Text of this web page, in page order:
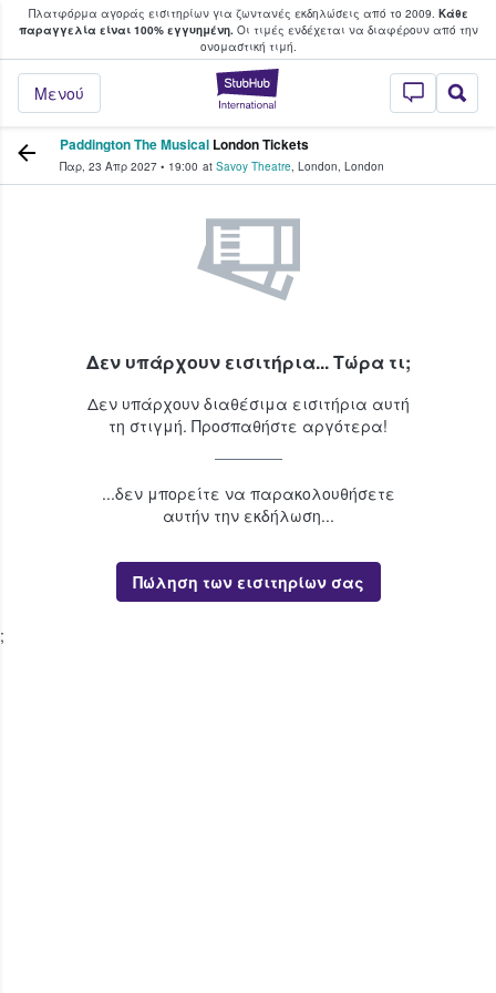
Πλατφόρμα αγοράς εισιτηρίων για ζωντανές εκδηλώσεις από το 2009. Κάθε
παραγγελία είναι 100% εγγυημένη.Οι τιμές ενδέχεται να διαφέρουν από την
oνομαστική τιμή.
StubHub - Όπου
Μενού
φαν αγοράζουν και πουλούν
Paddington The Musical London Tickets
Παρ, 23 Απρ 2027 • 19:00 at Savoy Theatre, London, London
Δεν υπάρχουν εισιτήρια... Τώρα τι;
Δεν υπάρχουν διαθέσιμα εισιτήρια αυτή
τη στιγμή. Προσπαθήστε αργότερα!
...δεν μπορείτε να παρακολουθήσετε
αυτήν την εκδήλωση...
Πώληση των εισιτηρίων σας
;